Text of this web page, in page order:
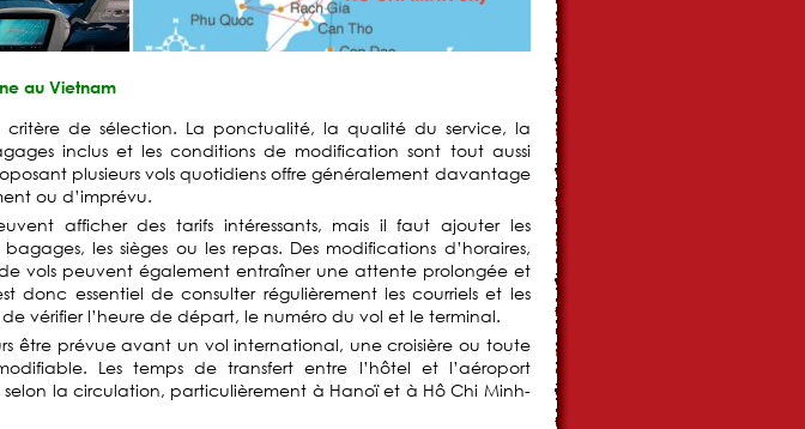
au Vietnam
de sélection. La ponctualité, la qualité du service, la
inclus et les conditions de modification sont tout aussi
plusieurs vols quotidiens offre généralement davantage
ou d’imprévu.
afficher des tarifs intéressants, mais il faut ajouter les
les sièges ou les repas. Des modifications d’horaires,
de vols peuvent également entraîner une attente prolongée et
donc essentiel de consulter régulièrement les courriels et les
vérifier l’heure de départ, le numéro du vol et le terminal.
être prévue avant un vol international, une croisière ou toute
Les temps de transfert entre l’hôtel et l’aéroport
la circulation, particulièrement à Hanoï et à Hô Chi Minh-